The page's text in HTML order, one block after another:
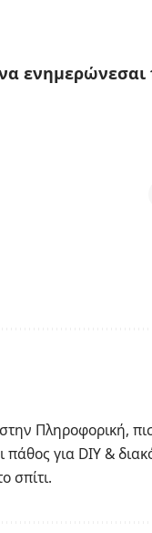
Πληροφορική,
για DIY &
σπίτι.